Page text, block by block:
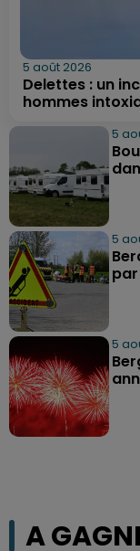
5 août 2026
Delettes : un
hommes
5
5
5
A